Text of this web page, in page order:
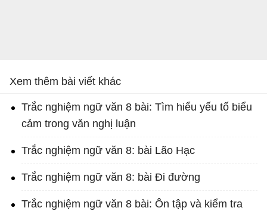
Xem thêm bài viết khác
Trắc nghiệm ngữ văn 8 bài: Tìm hiểu yếu tố biểu
cảm trong văn nghị luận
Trắc nghiệm ngữ văn 8: bài Lão Hạc
Trắc nghiệm ngữ văn 8: bài Đi đường
Trắc nghiệm ngữ văn 8 bài: Ôn tập và kiểm tra